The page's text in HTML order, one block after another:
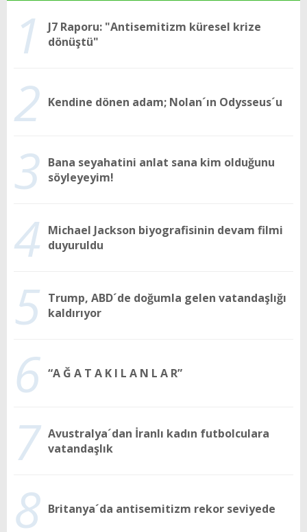
1
J7 Raporu: "Antisemitizm küresel krize
dönüştü"
2 Kendine dönen adam; Nolan´ın Odysseus´u
3 Bana seyahatini anlat sana kim olduğunu
söyleyeyim!
4 Michael Jackson biyografisinin devam filmi
duyuruldu
5 Trump, ABD´de doğumla gelen vatandaşlığı
kaldırıyor
6 “A Ğ A T A K I L A N L A R”
7 Avustralya´dan İranlı kadın futbolculara
vatandaşlık
8 Britanya´da antisemitizm rekor seviyede